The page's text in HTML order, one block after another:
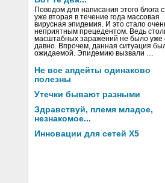
Поводом для написания этого блога
уже вторая в течение года массовая
вирусная эпидемия. И это стало
неприятным прецедентом. Ведь
масштабных заражений не было уже
давно. Впрочем, данная ситуация
ожидаемой. Эпидемию вызвали …
Не все апдейты одинаково
полезны
Утечки бывают разными
Здравствуй, племя младое,
незнакомое...
Инновации для сетей X5